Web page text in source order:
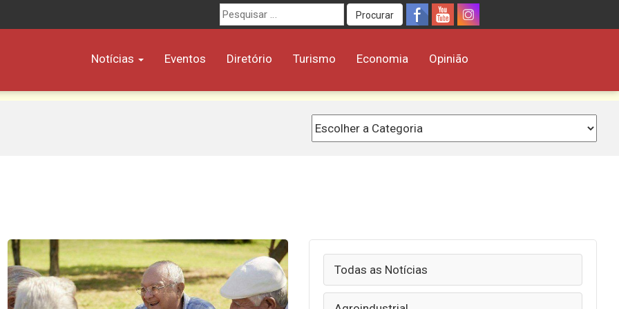
Procurar
por:
Procurar
Notícias Eventos Diretório Turismo Economia Opinião
Todas as Notícias